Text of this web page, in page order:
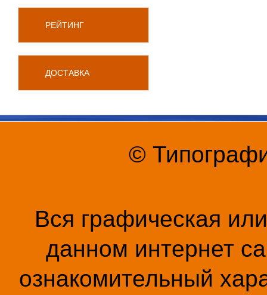
РЕЙТИНГ
ДОСТАВКА
©
Вся графическая
данном интернет
ознакомительный